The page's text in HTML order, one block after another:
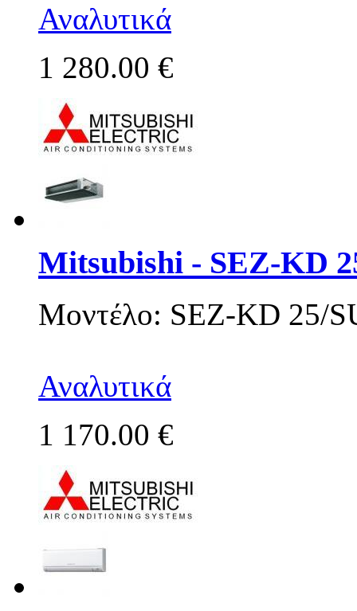
Αναλυτικά
1 280.00 €
Mitsubishi - SEZ-KD
Μοντέλο: SEZ-KD 25/
Αναλυτικά
1 170.00 €